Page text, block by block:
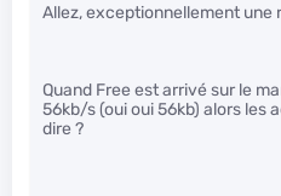
Allez, exceptionnellement une
Quand Free est arrivé sur le
56kb/s (oui oui 56kb) alors les
dire ?